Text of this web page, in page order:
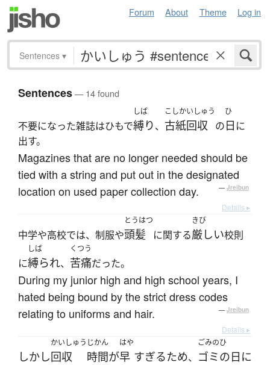
Forum About Theme Log in
Sentences ▾
Sentences— 14 found
不要になった雑誌はひもで
しば
縛り、
こしかいしゅう
古紙回収 の
ひ
日 に
出す。
Magazines that are no longer needed should be
tied with a string and put out in the designated
location on used paper collection day.
— Jreibun
Details ▸
中学や高校では、制服や
とうはつ
頭髪 に関する
きび
厳しい校則
に
しば
縛られ、
くつう
苦痛だった。
During my junior high and high school years, I
hated being bound by the strict dress codes
relating to uniforms and hair.
— Jreibun
Details ▸
しかし
かいしゅう
回収
じかん
時間が
はや
早 すぎるため、
ごみのひ
ゴミの日 に